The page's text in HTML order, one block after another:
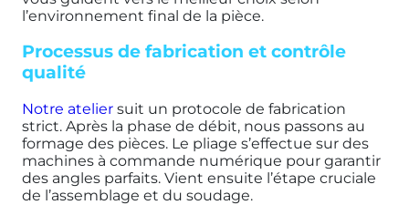
l’environnement final de la pièce.
Processus de fabrication et contrôle
qualité
Notre atelier suit un protocole de fabrication
strict. Après la phase de débit, nous passons au
formage des pièces. Le pliage s’effectue sur des
machines à commande numérique pour garantir
des angles parfaits. Vient ensuite l’étape cruciale
de l’assemblage et du soudage.